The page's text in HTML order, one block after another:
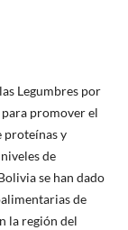
Legumbres por
promover el
proteínas y
de
se han dado
de
la región del